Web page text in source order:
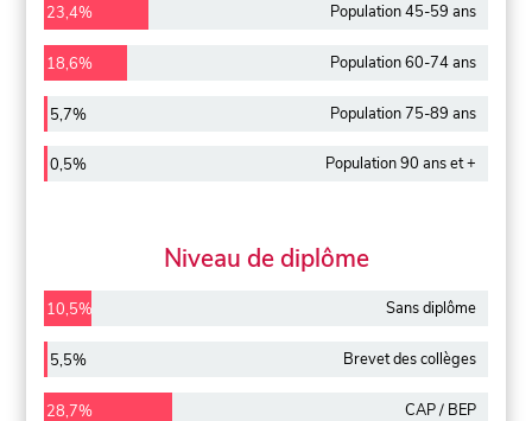
23,4% Population 45-59 ans
18,6% Population 60-74 ans
5,7% Population 75-89 ans
0,5% Population 90 ans et +
Niveau de diplôme
10,5% Sans diplôme
5,5% Brevet des collèges
28,7% CAP / BEP